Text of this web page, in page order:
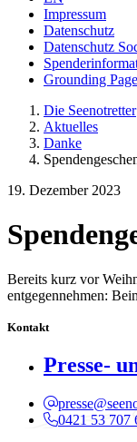
Impressum
Datenschutz
Datenschutz
Grounding Page
Die Seenotretter
Aktuelles
Danke
19. Dezember 2023
Bereits kurz vor
entgegennehmen:
Kontakt
Presse-
0421 53 707